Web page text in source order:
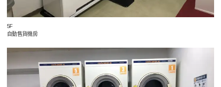
5F
自動售貨機房